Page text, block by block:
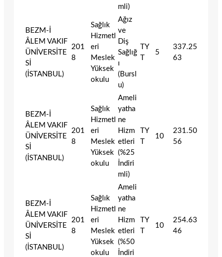
mli)
BEZM-İ
ÂLEM VAKIF
ÜNİVERSİTE
Sİ
(İSTANBUL)
201
8
Sağlık
Hizmetl
eri
Meslek
Yüksek
okulu
Ağız
ve
Diş
Sağlığ
ı
(Bursl
u)
TY
T
5
337.25
63
BEZM-İ
ÂLEM VAKIF
ÜNİVERSİTE
Sİ
(İSTANBUL)
201
8
Sağlık
Hizmetl
eri
Meslek
Yüksek
okulu
Ameli
yatha
ne
Hizm
etleri
(%25
İndiri
mli)
TY
T
10
231.50
56
BEZM-İ
ÂLEM VAKIF
ÜNİVERSİTE
Sİ
(İSTANBUL)
201
8
Sağlık
Hizmetl
eri
Meslek
Yüksek
okulu
Ameli
yatha
ne
Hizm
etleri
(%50
İndiri
TY
T
10
254.63
46